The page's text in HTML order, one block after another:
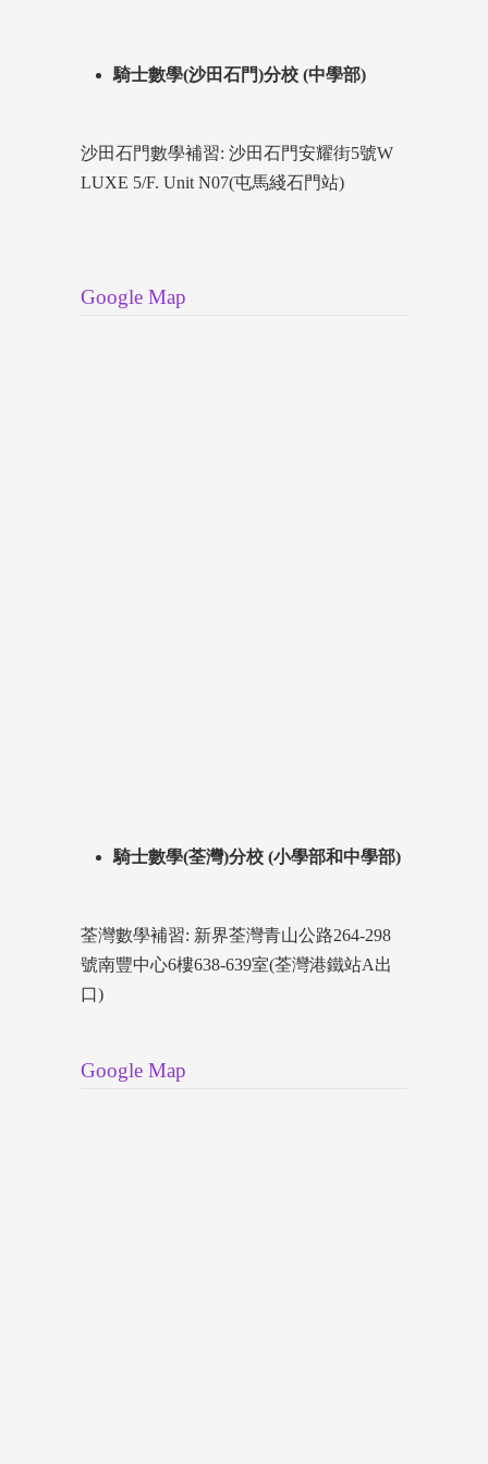
騎士數學(沙田石門)分校 (中學部)
沙田石門數學補習: 沙田石門安耀街5號W
LUXE 5/F. Unit N07(屯馬綫石門站)
Google Map
騎士數學(荃灣)分校 (小學部和中學部)
荃灣數學補習: 新界荃灣青山公路264-298
號南豐中心6樓638-639室(荃灣港鐵站A出
口)
Google Map